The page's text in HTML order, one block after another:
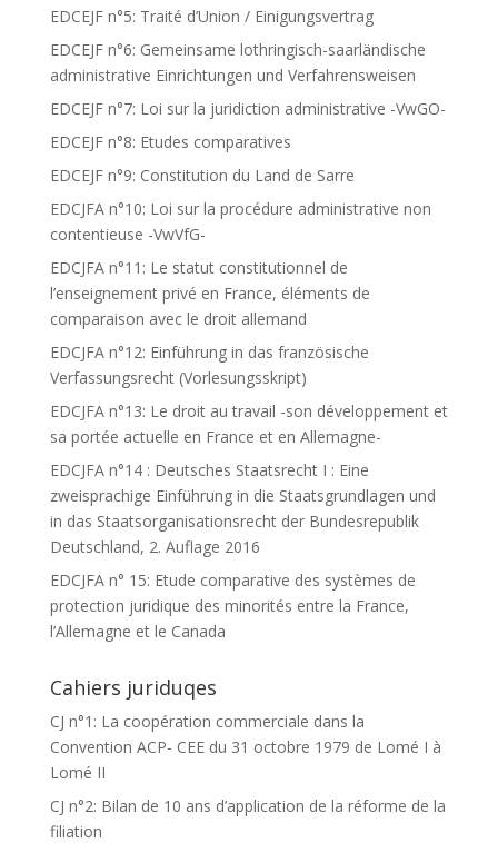
EDCEJF n°5: Traité d’Union / Einigungsvertrag
EDCEJF n°6: Gemeinsame lothringisch-saarländische
administrative Einrichtungen und Verfahrensweisen
EDCEJF n°7: Loi sur la juridiction administrative -VwGO-
EDCEJF n°8: Etudes comparatives
EDCEJF n°9: Constitution du Land de Sarre
EDCJFA n°10: Loi sur la procédure administrative non
contentieuse -VwVfG-
EDCJFA n°11: Le statut constitutionnel de
l’enseignement privé en France, éléments de
comparaison avec le droit allemand
EDCJFA n°12: Einführung in das französische
Verfassungsrecht (Vorlesungsskript)
EDCJFA n°13: Le droit au travail -son développement et
sa portée actuelle en France et en Allemagne-
EDCJFA n°14 : Deutsches Staatsrecht I : Eine
zweisprachige Einführung in die Staatsgrundlagen und
in das Staatsorganisationsrecht der Bundesrepublik
Deutschland, 2. Auflage 2016
EDCJFA n° 15: Etude comparative des systèmes de
protection juridique des minorités entre la France,
l’Allemagne et le Canada
Cahiers juriduqes
CJ n°1: La coopération commerciale dans la
Convention ACP- CEE du 31 octobre 1979 de Lomé I à
Lomé II
CJ n°2: Bilan de 10 ans d’application de la réforme de la
filiation